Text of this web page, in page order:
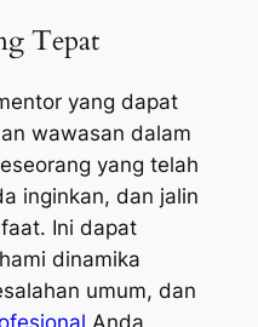
Tepat
yang dapat
wawasan dalam
yang telah
inginkan, dan jalin
Ini dapat
dinamika
umum, dan
Anda.